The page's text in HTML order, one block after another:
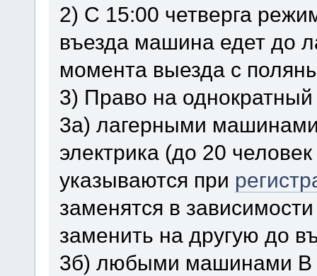
2) С 15:00 четверга
въезда машина едет до
момента выезда с
3) Право на
3а) лагерными
электрика (до 20
указываются при
заменятся в
заменить на другую до
3б) любыми машинами В